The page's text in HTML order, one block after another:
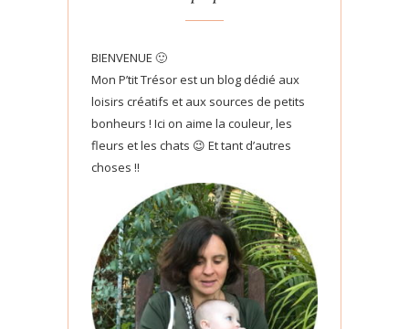
BIENVENUE 🙂
Mon P’tit Trésor est un blog dédié aux
loisirs créatifs et aux sources de petits
bonheurs ! Ici on aime la couleur, les
fleurs et les chats 😉 Et tant d’autres
choses !!